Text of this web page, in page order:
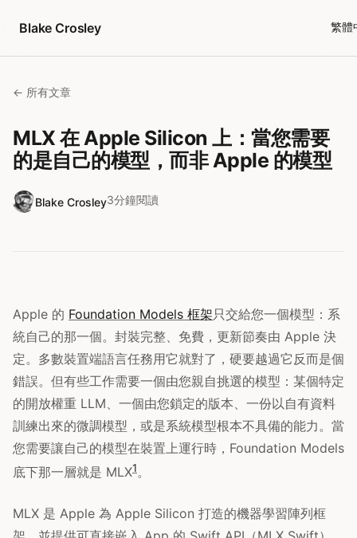
Blake Crosley
繁體
← 所有文章
MLX 在 Apple Silicon 上：當您需要
的是自己的模型，而非 Apple 的模型
Blake Crosley3分鐘閱讀
Apple 的 Foundation Models 框架只交給您一個模型：系
統自己的那一個。封裝完整、免費，更新節奏由 Apple 決
定。多數裝置端語言任務用它就對了，硬要越過它反而是個
錯誤。但有些工作需要一個由您親自挑選的模型：某個特定
的開放權重 LLM、一個由您鎖定的版本、一份以自有資料
訓練出來的微調模型，或是系統模型根本不具備的能力。當
您需要讓自己的模型在裝置上運行時，Foundation Models
底下那一層就是 MLX1。
MLX 是 Apple 為 Apple Silicon 打造的機器學習陣列框